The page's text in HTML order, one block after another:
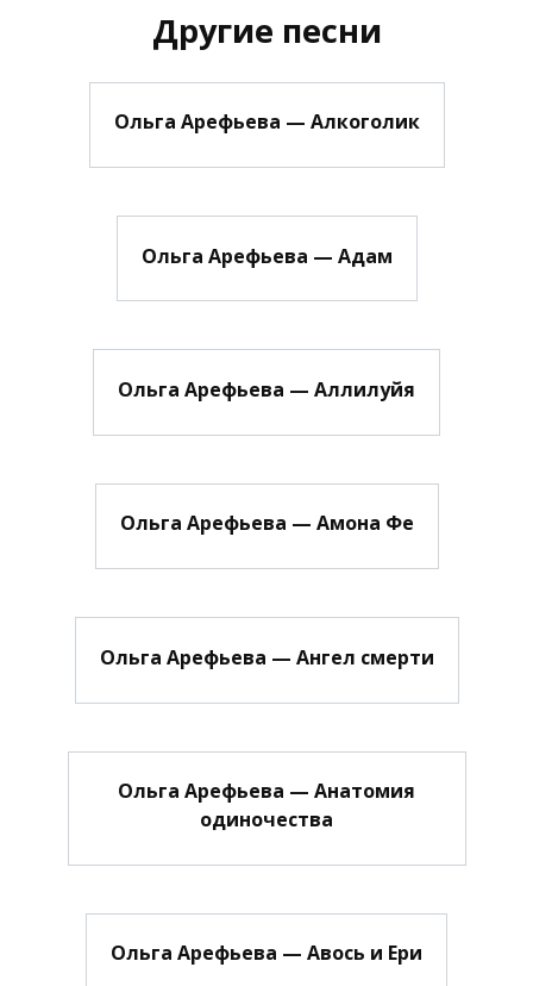
Другие песни
Ольга Арефьева — Алкоголик
Ольга Арефьева — Адам
Ольга Арефьева — Аллилуйя
Ольга Арефьева — Амона Фе
Ольга Арефьева — Ангел смерти
Ольга Арефьева — Анатомия
одиночества
Ольга Арефьева — Авось и Ери